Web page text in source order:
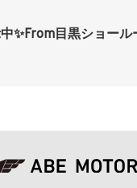
✨From目黒ショール